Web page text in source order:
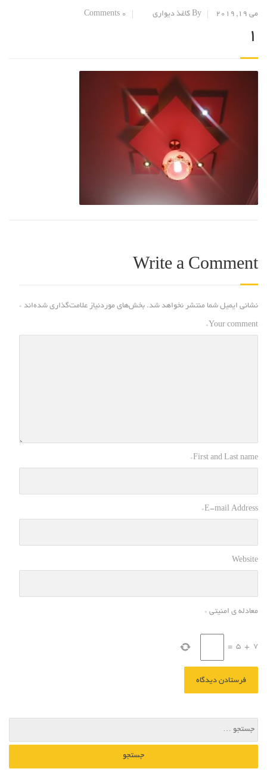
می 19, 2019 By کاغذ دیواری 0 Comments
1
Write a Comment
نشانی ایمیل شما منتشر نخواهد شد. بخش‌های موردنیاز علامت‌گذاری شده‌اند *
Your comment
*
First and Last name
*
E-mail Address
*
Website
معادله ی امنیتی *
7
+
5
=